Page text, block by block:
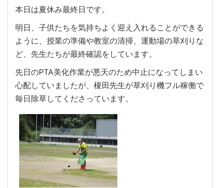
本日は夏休み最終日です。
明日、子供たちを気持ちよく迎え入れることができる
ように、授業の準備や教室の清掃、運動場の草刈りな
ど、先生たちが最終確認をしています。
先日のPTA美化作業が悪天のため中止になってしまい
心配していましたが、榎田先生が草刈り機フル稼働で
毎日除草してくださっています。